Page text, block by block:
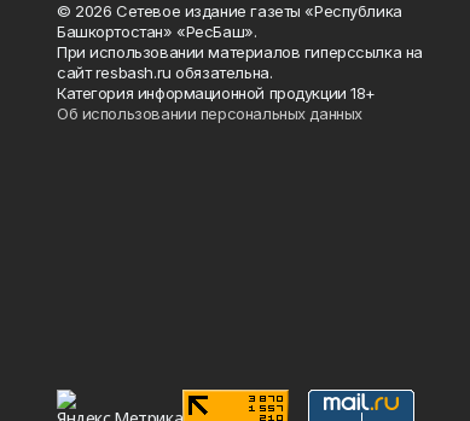
© 2026 Сетевое издание газеты «Республика
Башкортостан» «РесБаш».
При использовании материалов гиперссылка на
сайт resbash.ru обязательна.
Категория информационной продукции 18+
Об использовании персональных данных